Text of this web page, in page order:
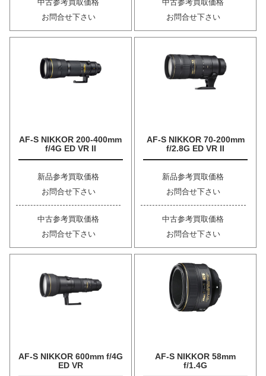
中古参考買取価格
お問合せ下さい
中古参考買取価格
お問合せ下さい
AF-S NIKKOR 200-400mm
f/4G ED VR II
新品参考買取価格
お問合せ下さい
中古参考買取価格
お問合せ下さい
AF-S NIKKOR 70-200mm
f/2.8G ED VR II
新品参考買取価格
お問合せ下さい
中古参考買取価格
お問合せ下さい
AF-S NIKKOR 600mm f/4G
ED VR
AF-S NIKKOR 58mm
f/1.4G